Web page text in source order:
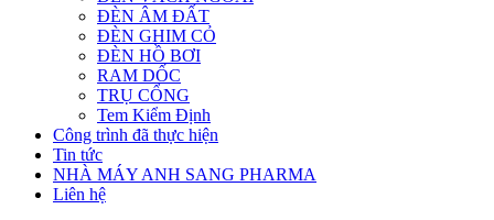
ĐÈN ÂM ĐẤT
ĐÈN GHIM CỎ
ĐÈN HỒ BƠI
RAM DỐC
TRỤ CỔNG
Tem Kiểm Định
Công trình đã thực hiện
Tin tức
NHÀ MÁY ANH SANG PHARMA
Liên hệ